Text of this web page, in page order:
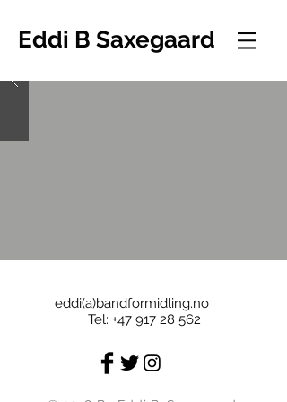
Eddi B Saxegaard
eddi(a)bandformidling.no
Tel: +47 917 28 562